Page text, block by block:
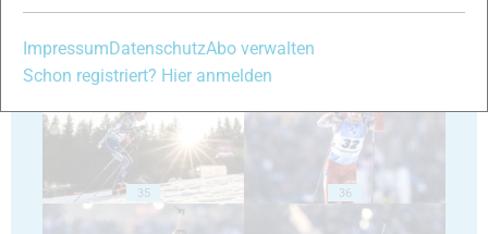
35 36
ImpressumDatenschutzAbo verwalten
Schon registriert? Hier anmelden